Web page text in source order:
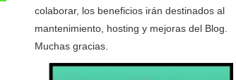
colaborar, los beneficios irán destinados al
mantenimiento, hosting y mejoras del Blog.
Muchas gracias.